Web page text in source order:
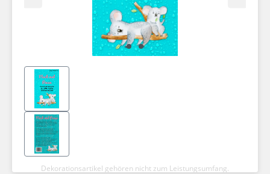
Dekorationsartikel gehören nicht zum Leistungsumfang.